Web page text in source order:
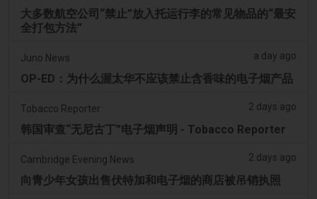
大多数航空公司“禁止”放入托运行李的常见物品的“最安
全打包方法”
Juno News a day ago
OP-ED：为什么渥太华不应该禁止含香味的电子烟产品
Tobacco Reporter 2 days ago
韩国审查“无尼古丁”电子烟声明 - Tobacco Reporter
Cambridge Evening News 2 days ago
向青少年女孩出售伏特加和电子烟的商店被吊销执照